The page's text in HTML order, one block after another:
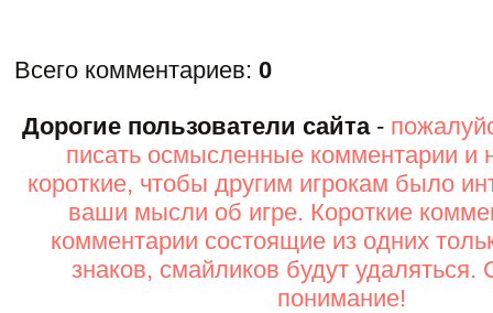
Всего комментариев: 0
Дорогие пользователи сайта-
писать осмысленные комментарии и
короткие, чтобы другим игрокам было
ваши мысли об игре. Короткие
комментарии состоящие из одних
знаков, смайликов будут удаляться.
понимание!